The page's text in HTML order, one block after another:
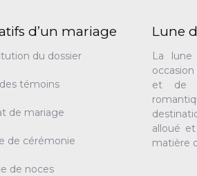
d’un mariage
du dossier
témoins
de mariage
de cérémonie
de noces
Lune
La
occasion
et de
alloué
matière